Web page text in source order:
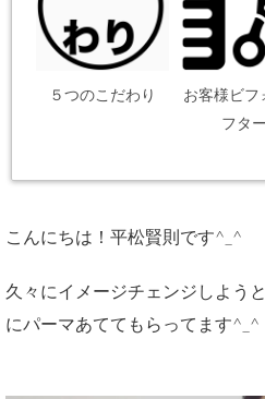
５つのこだわり
お客様ビフ
フター
こんにちは！平松賢則です^_^
久々にイメージチェンジしよう
にパーマあててもらってます^_^